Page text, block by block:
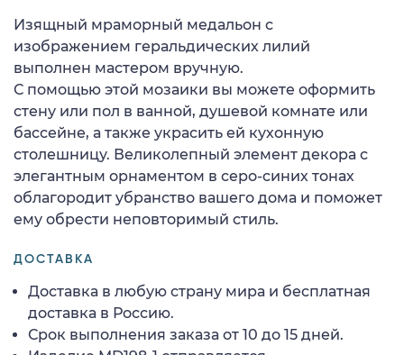
Изящный мраморный медальон с
изображением геральдических лилий
выполнен мастером вручную.
С помощью этой мозаики вы можете оформить
стену или пол в ванной, душевой комнате или
бассейне, а также украсить ей кухонную
столешницу. Великолепный элемент декора с
элегантным орнаментом в серо-синих тонах
облагородит убранство вашего дома и поможет
ему обрести неповторимый стиль.
ДОСТАВКА
Доставка в любую страну мира и бесплатная
доставка в Россию.
Срок выполнения заказа от 10 до 15 дней.